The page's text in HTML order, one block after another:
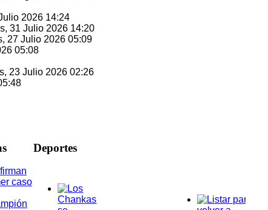
2026 14:24
31 Julio 2026 14:20
27 Julio 2026 05:09
05:08
23 Julio 2026 02:26
caso
Deportes